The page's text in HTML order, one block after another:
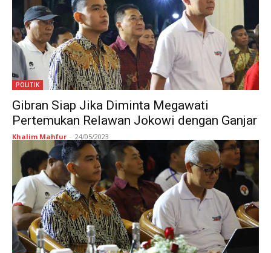
POLITIK
Gibran Siap Jika Diminta Megawati
Pertemukan Relawan Jokowi dengan Ganjar
Khalim Mahfur - 24/05/2023